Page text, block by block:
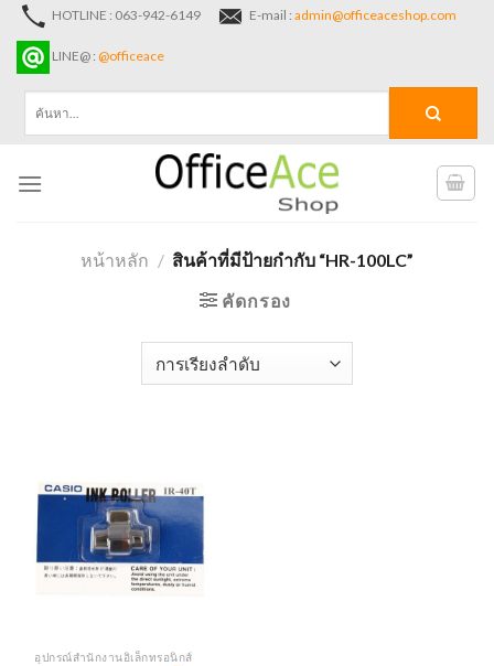
Skip
content
HOTLINE : 063-942-6149 E-mail : admin@officeaceshop.com
LINE@ : @officeace
หน้าหลัก / สินค้าที่มีป้ายกำกับ “HR-100LC”
คัดกรอง
อุปกรณ์สำนักงานอิเล็กทรอนิกส์